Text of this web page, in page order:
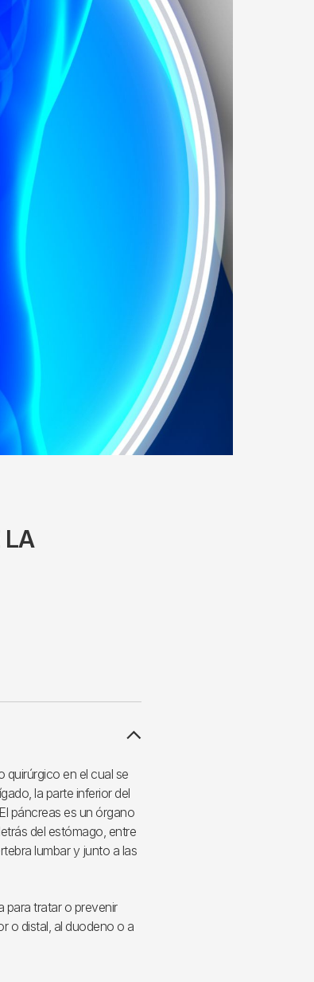
LA
en el cual se
la parte inferior del
páncreas es un órgano
del estómago, entre
lumbar y junto a las
para tratar o prevenir
o distal, al duodeno o a